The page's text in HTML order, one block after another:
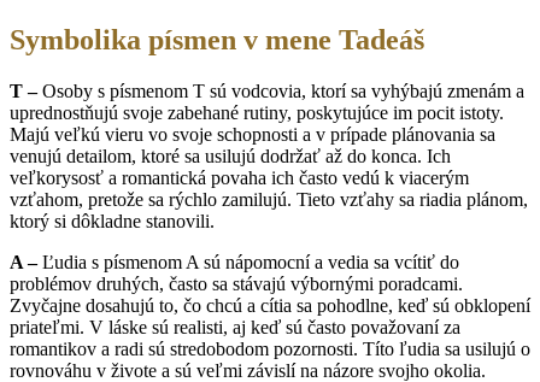
Symbolika písmen v mene Tadeáš
T –Osoby s písmenom T sú vodcovia, ktorí sa vyhýbajú zmenám a
uprednostňujú svoje zabehané rutiny, poskytujúce im pocit istoty.
Majú veľkú vieru vo svoje schopnosti a v prípade plánovania sa
venujú detailom, ktoré sa usilujú dodržať až do konca. Ich
veľkorysosť a romantická povaha ich často vedú k viacerým
vzťahom, pretože sa rýchlo zamilujú. Tieto vzťahy sa riadia plánom,
ktorý si dôkladne stanovili.
A –Ľudia s písmenom A sú nápomocní a vedia sa vcítiť do
problémov druhých, často sa stávajú výbornými poradcami.
Zvyčajne dosahujú to, čo chcú a cítia sa pohodlne, keď sú obklopení
priateľmi. V láske sú realisti, aj keď sú často považovaní za
romantikov a radi sú stredobodom pozornosti. Títo ľudia sa usilujú o
rovnováhu v živote a sú veľmi závislí na názore svojho okolia.